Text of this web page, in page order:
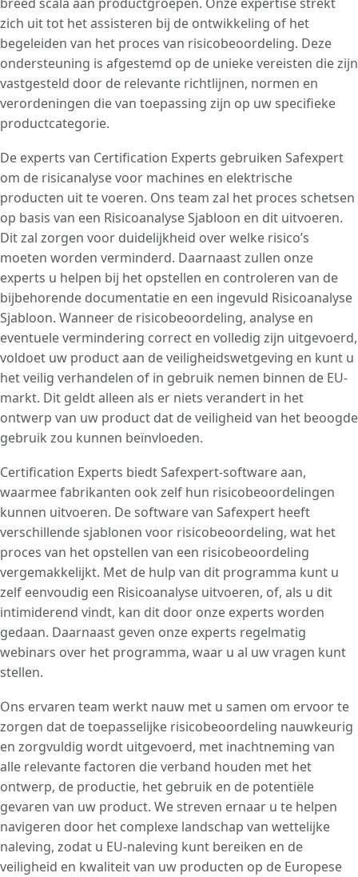
onderschrijven. Certification Experts maakt
gebruik van de Safexpert Low Voltage
Directive-module, een gespecialiseerd
hulpmiddel dat is ontworpen voor
fabrikanten van elektrische apparaten om
de risicobeoordeling uit te voeren.
benadrukken dat de beoordeling van
risico’s geen eenmalige taak is. Naleving van
ISO 14971 vereist dat bedrijven risicobeheer
als een doorlopend intern proces
onderhouden dat zich over de gehele
levenscyclus van een medisch hulpmiddel
uitstrekt..
producten, zoals mechanische, elektrische,
chemische of structurele gevaren. Om
naleving van de EU-normen te waarborgen,
is het essentieel om te verwijzen naar de
relevante richtlijnen, normen en
verordeningen die van toepassing zijn op
zich uit tot het assisteren bij de ontwikkeling of het
begeleiden van het proces van risicobeoordeling. Deze
ondersteuning is afgestemd op de unieke vereisten die zijn
vastgesteld door de relevante richtlijnen, normen en
verordeningen die van toepassing zijn op uw specifieke
productcategorie.
De experts van Certification Experts gebruiken Safexpert
om de risicanalyse voor machines en elektrische
producten uit te voeren. Ons team zal het proces schetsen
op basis van een Risicoanalyse Sjabloon en dit uitvoeren.
Dit zal zorgen voor duidelijkheid over welke risico’s
moeten worden verminderd. Daarnaast zullen onze
experts u helpen bij het opstellen en controleren van de
bijbehorende documentatie en een ingevuld Risicoanalyse
Sjabloon. Wanneer de risicobeoordeling, analyse en
eventuele vermindering correct en volledig zijn uitgevoerd,
voldoet uw product aan de veiligheidswetgeving en kunt u
het veilig verhandelen of in gebruik nemen binnen de EU-
markt. Dit geldt alleen als er niets verandert in het
ontwerp van uw product dat de veiligheid van het beoogde
gebruik zou kunnen beïnvloeden.
Certification Experts biedt Safexpert-software aan,
waarmee fabrikanten ook zelf hun risicobeoordelingen
kunnen uitvoeren. De software van Safexpert heeft
verschillende sjablonen voor risicobeoordeling, wat het
proces van het opstellen van een risicobeoordeling
vergemakkelijkt. Met de hulp van dit programma kunt u
zelf eenvoudig een Risicoanalyse uitvoeren, of, als u dit
intimiderend vindt, kan dit door onze experts worden
gedaan. Daarnaast geven onze experts regelmatig
webinars over het programma, waar u al uw vragen kunt
stellen.
Ons ervaren team werkt nauw met u samen om ervoor te
zorgen dat de toepasselijke risicobeoordeling nauwkeurig
en zorgvuldig wordt uitgevoerd, met inachtneming van
alle relevante factoren die verband houden met het
ontwerp, de productie, het gebruik en de potentiële
gevaren van uw product. We streven ernaar u te helpen
navigeren door het complexe landschap van wettelijke
naleving, zodat u EU-naleving kunt bereiken en de
veiligheid en kwaliteit van uw producten op de Europese